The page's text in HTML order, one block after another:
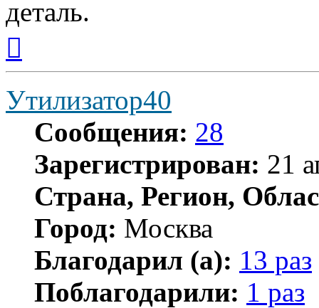
деталь.
началу
Утилизатор40
Сообщения: 28
Зарегистрирован: 21
Страна, Регион,
Город: Москва
Благодарил (а): 13 раз
Поблагодарили: 1 раз